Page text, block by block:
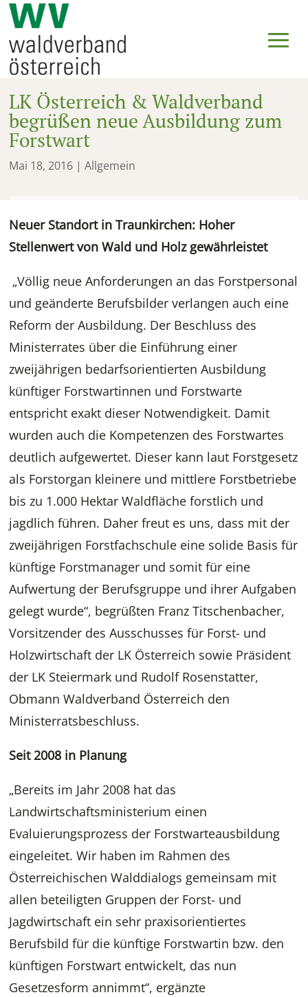
LK Österreich & Waldverband
begrüßen neue Ausbildung zum
Forstwart
Mai 18, 2016 | Allgemein
Neuer Standort in Traunkirchen: Hoher
Stellenwert von Wald und Holz gewährleistet
„Völlig neue Anforderungen an das Forstpersonal
und geänderte Berufsbilder verlangen auch eine
Reform der Ausbildung. Der Beschluss des
Ministerrates über die Einführung einer
zweijährigen bedarfsorientierten Ausbildung
künftiger Forstwartinnen und Forstwarte
entspricht exakt dieser Notwendigkeit. Damit
wurden auch die Kompetenzen des Forstwartes
deutlich aufgewertet. Dieser kann laut Forstgesetz
als Forstorgan kleinere und mittlere Forstbetriebe
bis zu 1.000 Hektar Waldfläche forstlich und
jagdlich führen. Daher freut es uns, dass mit der
zweijährigen Forstfachschule eine solide Basis für
künftige Forstmanager und somit für eine
Aufwertung der Berufsgruppe und ihrer Aufgaben
gelegt wurde“, begrüßten Franz Titschenbacher,
Vorsitzender des Ausschusses für Forst- und
Holzwirtschaft der LK Österreich sowie Präsident
der LK Steiermark und Rudolf Rosenstatter,
Obmann Waldverband Österreich den
Ministerratsbeschluss.
Seit 2008 in Planung
„Bereits im Jahr 2008 hat das
Landwirtschaftsministerium einen
Evaluierungsprozess der Forstwarteausbildung
eingeleitet. Wir haben im Rahmen des
Österreichischen Walddialogs gemeinsam mit
allen beteiligten Gruppen der Forst- und
Jagdwirtschaft ein sehr praxisorientiertes
Berufsbild für die künftige Forstwartin bzw. den
künftigen Forstwart entwickelt, das nun
Gesetzesform annimmt“, ergänzte